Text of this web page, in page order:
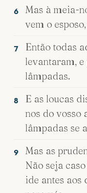
6
Mas à meia-
vem o
7
Então todas
levantaram,
lâmpadas.
8
E as loucas
nos do vosso
lâmpadas se
9
Mas as
Não seja
ide antes aos